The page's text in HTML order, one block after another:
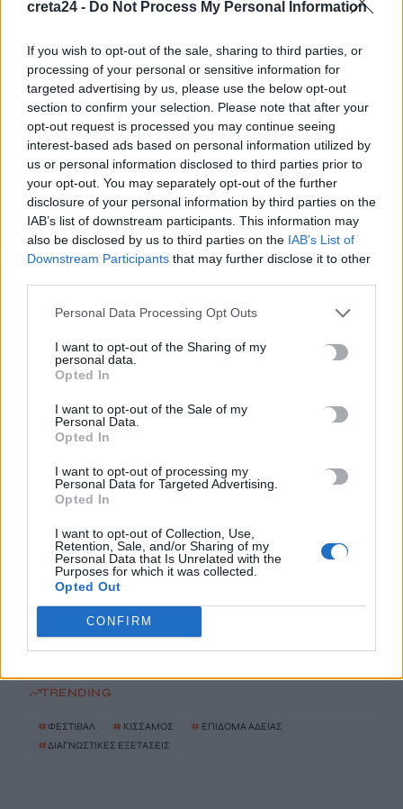
creta24 - Do Not Process My Personal Information
If you wish to opt-out of the sale, sharing to third parties, or
processing of your personal or sensitive information for
targeted advertising by us, please use the below opt-out
section to confirm your selection. Please note that after your
opt-out request is processed you may continue seeing
interest-based ads based on personal information utilized by
us or personal information disclosed to third parties prior to
your opt-out. You may separately opt-out of the further
disclosure of your personal information by third parties on the
IAB’s list of downstream participants. This information may
also be disclosed by us to third parties on the IAB’s List of
Downstream Participants that may further disclose it to other
Personal Data Processing Opt Outs
I want to opt-out of the Sharing of my
personal data.
Opted In
I want to opt-out of the Sale of my
Personal Data.
Opted In
I want to opt-out of processing my
Personal Data for Targeted Advertising.
Opted In
I want to opt-out of Collection, Use,
Retention, Sale, and/or Sharing of my
Personal Data that Is Unrelated with the
Purposes for which it was collected.
Opted Out
CONFIRM
στην Κίσσαμο
9 Αυγούστου, 2026
Επίδομα αδείας: Μέχρι πότε καταβάλλεται – Τι χρήματα θα
λάβετε
Διαγνωστικές εξετάσεις: Υποχρεωτική ψηφιακή ανάρτηση
αποτελεσμάτων από 1η Σεπτεμβρίου
περισσότερες κατηγορίες δικαιούχων
9 Αυγούστου, 2026
προϊόντα μπαίνουν στο νέο πρόγραμμα συγκράτησης τιμών
9 Αυγούστου, 2026
Φειδίας Παναγιώτου: Αντιδράσεις για την εμφάνισή του με
σορτς σε εκδήλωση μνήμης για Ισαάκ και Σολωμού
9 Αυγούστου, 2026
Συναγερμός για εξαφάνιση 31χρονου σε χωριό της Έδεσσας –
9 Αυγούστου, 2026
TRENDING
#ΦΕΣΤΙΒΑΛ # ΚΙΣΣΑΜΟΣ # ΕΠΙΔΟΜΑ ΑΔΕΙΑΣ
#ΔΙΑΓΝΩΣΤΙΚΕΣ ΕΞΕΤΑΣΕΙΣ